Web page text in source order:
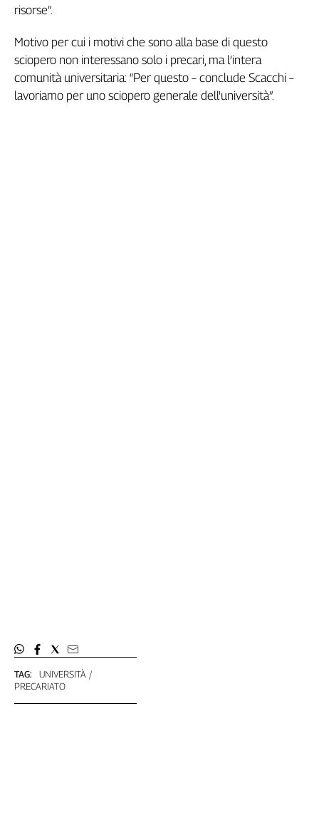
TAG:
UNIVERSITÀ
PRECARIATO
risorse”.
Motivo per cui i motivi che sono alla base di questo
sciopero non interessano solo i precari, ma l’intera
comunità universitaria: “Per questo – conclude Scacchi –
lavoriamo per uno sciopero generale dell'università”.